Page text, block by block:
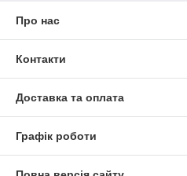
Про нас
Контакти
Доставка та оплата
Графік роботи